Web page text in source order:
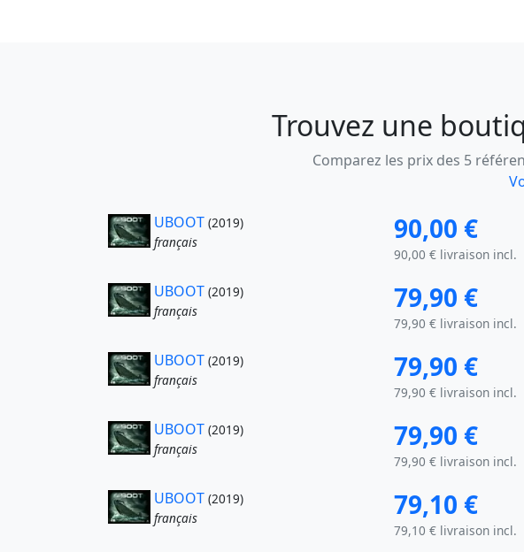
Trouvez une
Comparez les prix des 5
UBOOT (2019)
français
90,00 €
90,00 € livraison incl.
UBOOT (2019)
français
79,90 €
79,90 € livraison incl.
UBOOT (2019)
français
79,90 €
79,90 € livraison incl.
UBOOT (2019)
français
79,90 €
79,90 € livraison incl.
UBOOT (2019)
français
79,10 €
79,10 € livraison incl.